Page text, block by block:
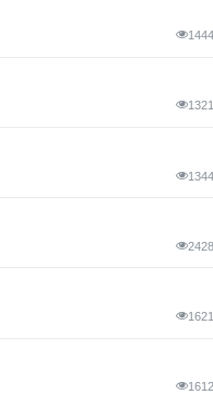
1444
1321
1344
2428
1621
1612